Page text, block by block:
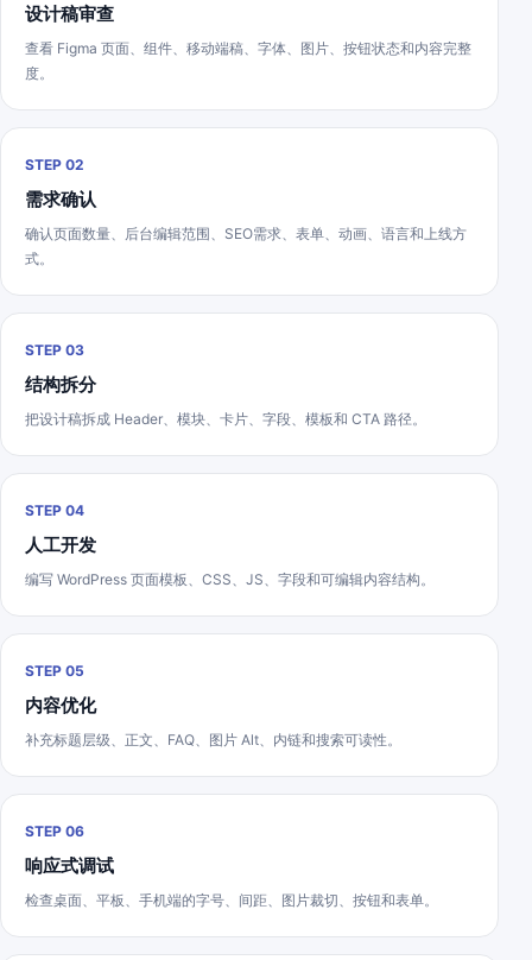
设计稿审查
查看 Figma 页面、组件、移动端稿、字体、图片、按钮状态和内容完整
度。
STEP 02
需求确认
确认页面数量、后台编辑范围、SEO需求、表单、动画、语言和上线方
式。
STEP 03
结构拆分
把设计稿拆成 Header、模块、卡片、字段、模板和 CTA 路径。
STEP 04
人工开发
编写 WordPress 页面模板、CSS、JS、字段和可编辑内容结构。
STEP 05
内容优化
补充标题层级、正文、FAQ、图片 Alt、内链和搜索可读性。
STEP 06
响应式调试
检查桌面、平板、手机端的字号、间距、图片裁切、按钮和表单。